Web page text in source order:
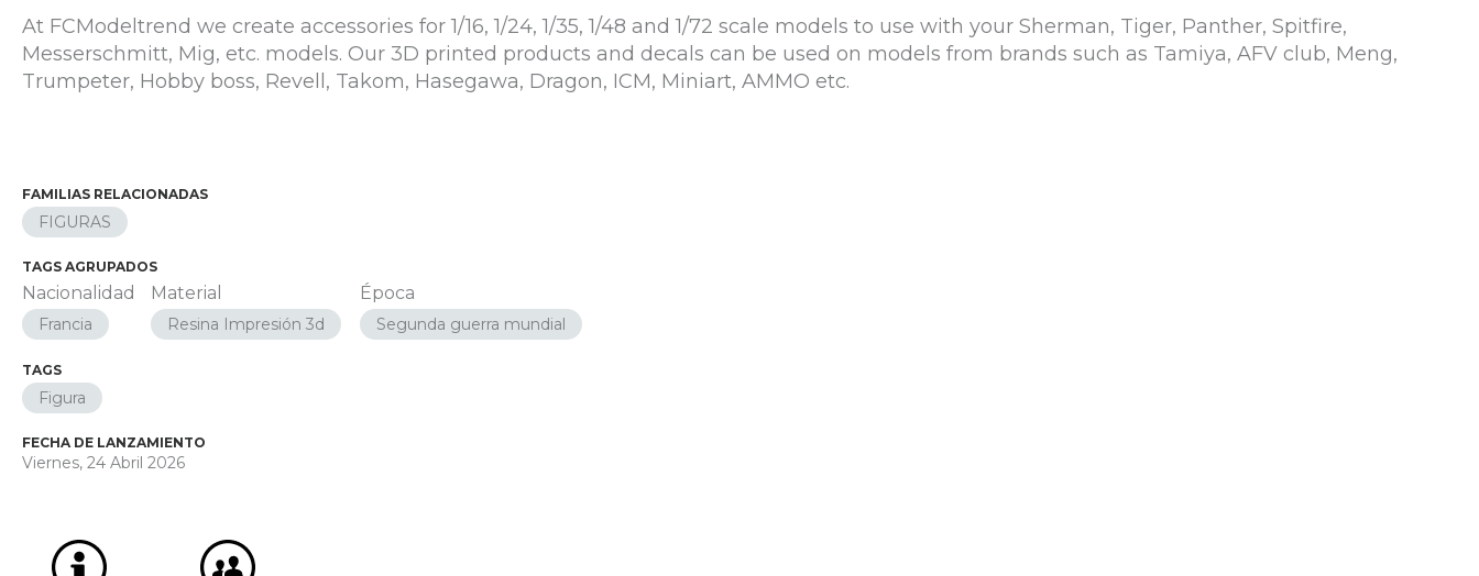
At FCModeltrend we create accessories for 1/16, 1/24, 1/35, 1/48 and 1/72 scale models to use with your Sherman, Tiger, Panther, Spitfire,
Messerschmitt, Mig, etc. models. Our 3D printed products and decals can be used on models from brands such as Tamiya, AFV club, Meng,
Trumpeter, Hobby boss, Revell, Takom, Hasegawa, Dragon, ICM, Miniart, AMMO etc.
FAMILIAS RELACIONADAS
FIGURAS
TAGS AGRUPADOS
Nacionalidad
Francia
Material
Resina Impresión 3d
Época
Segunda guerra mundial
TAGS
Figura
FECHA DE LANZAMIENTO
Viernes, 24 Abril 2026